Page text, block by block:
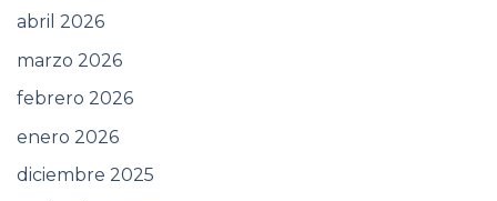
abril 2026
marzo 2026
febrero 2026
enero 2026
diciembre 2025